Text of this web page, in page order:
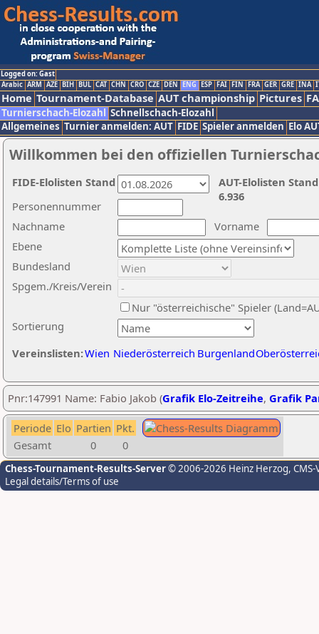
Logged on: Gast
Arabic ARM AZE BIH BUL CAT CHN CRO CZE DEN ENG ESP FAI FIN FRA GER GRE INA
Home Tournament-Database AUT championship Pictures
Turnierschach-Elozahl Schnellschach-Elozahl
Allgemeines Turnier anmelden: AUT FIDE Spieler anmelden Elo
Willkommen bei den offiziellen
Nachname
Vorname
Ebene
Sortierung
Personennummer
Bundesland
Spgem./Kreis/Verein
Nur "österreichische" Spieler
Vereinslisten:Wien Niederösterreich Burgenland
AUT-Elolisten
6.936
FIDE-Elolisten Stand
Pnr:147991 Name: Fabio Jakob (Grafik Elo-Zeitreihe, Grafik
Periode Elo Partien Pkt.
Gesamt
0 0
Chess-Tournament-Results-Server© 2006-2026 Heinz Herzog,
Legal details/Terms of use